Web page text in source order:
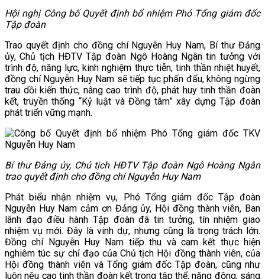
Hội nghị Công bố Quyết định bổ nhiệm Phó Tổng giám đốc
Tập đoàn
Trao quyết định cho đồng chí Nguyễn Huy Nam, Bí thư Đảng
ủy, Chủ tịch HĐTV Tập đoàn Ngô Hoàng Ngân tin tưởng với
trình độ, năng lực, kinh nghiệm thực tiễn, tinh thần nhiệt huyết,
đồng chí Nguyễn Huy Nam sẽ tiếp tục phấn đấu, không ngừng
trau dồi kiến thức, nâng cao trình độ, phát huy tinh thần đoàn
kết, truyền thống “Kỷ luật và Đồng tâm” xây dựng Tập đoàn
phát triển vững mạnh.
Bí thư Đảng ủy, Chủ tịch HĐTV Tập đoàn Ngô Hoàng Ngân
trao quyết định cho đồng chí Nguyễn Huy Nam
Phát biểu nhận nhiệm vụ, Phó Tổng giám đốc Tập đoàn
Nguyễn Huy Nam cảm ơn Đảng ủy, Hội đồng thành viên, Ban
lãnh đạo điều hành Tập đoàn đã tin tưởng, tín nhiệm giao
nhiệm vụ mới. Đây là vinh dự, nhưng cũng là trọng trách lớn.
Đồng chí Nguyễn Huy Nam tiếp thu và cam kết thực hiện
nghiêm túc sự chỉ đạo của Chủ tịch Hội đồng thành viên, của
Hội đồng thành viên và Tổng giám đốc Tập đoàn, cũng như
luôn nêu cao tinh thần đoàn kết trong tập thể, năng động, sáng